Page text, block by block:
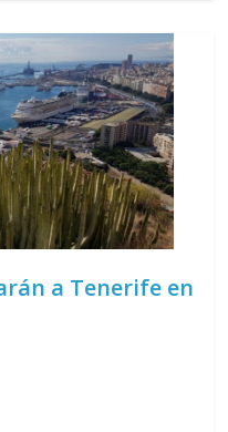
a Tenerife en